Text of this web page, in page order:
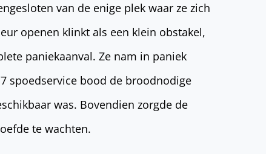
van de enige plek waar ze zich
openen klinkt als een klein obstakel,
paniekaanval. Ze nam in paniek
spoedservice bood de broodnodige
was. Bovendien zorgde de
te wachten.